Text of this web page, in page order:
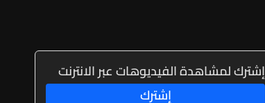
إشترك لمشاهدة الفيديوهات عبر الانترنت
إشترك